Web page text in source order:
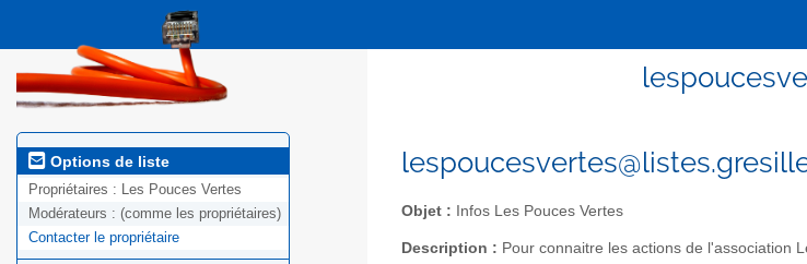
Options de liste
Propriétaires : Les Pouces Vertes
Modérateurs : (comme les propriétaires)
Contacter le propriétaire
Objet : Infos Les Pouces Vertes
Description : Pour connaitre les actions de l'association